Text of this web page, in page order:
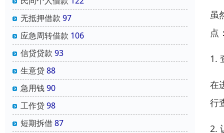
无抵押借款 97
应急周转借款 106
信贷贷款 93
生意贷88
急用钱90
工作贷98
短期拆借87
虽
点
1.
在
行
2.